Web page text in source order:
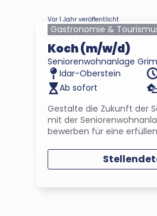
Vor 1 Jahr veröffentlicht
Gastronomie &
Koch (m/w/d)
Seniorenwohnanlage
Idar-Oberstein
Ab sofort
Gestalte die Zukunft der
mit der
bewerben für eine